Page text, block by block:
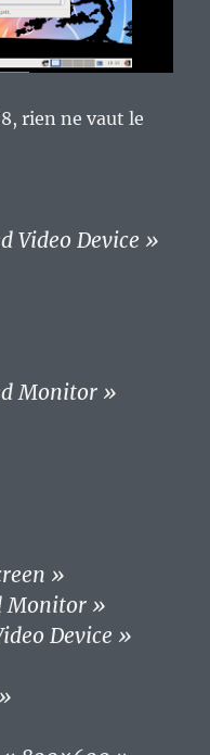
rien ne vaut le
Video Device »
Monitor »
»
Monitor »
Device »